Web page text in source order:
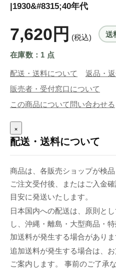
|1930&#8315;40年代
7,620円 (税込) 送
在庫数：1 点
配送・送料について
返品・
販売者・受付窓口について
この商品について問い合わせる
×
配送・送料について
商品は、各販売ショップが検
ご注文受付後、またはご入金
目安に発送いたします。
日本国内への配送は、原則と
し、沖縄・離島・大型商品・
加送料が発生する場合がありま
追加送料が発生する場合は、
ご案内します。 事前のご了承